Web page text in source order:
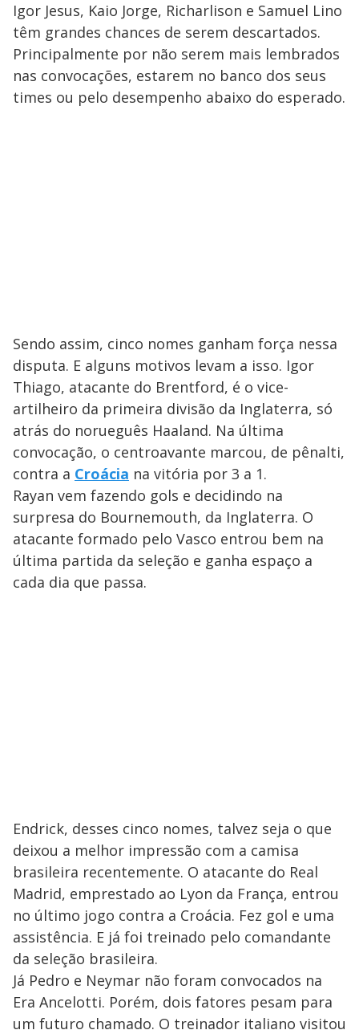
Igor Jesus, Kaio Jorge, Richarlison e Samuel Lino
têm grandes chances de serem descartados.
Principalmente por não serem mais lembrados
nas convocações, estarem no banco dos seus
times ou pelo desempenho abaixo do esperado.
Sendo assim, cinco nomes ganham força nessa
disputa. E alguns motivos levam a isso. Igor
Thiago, atacante do Brentford, é o vice-
artilheiro da primeira divisão da Inglaterra, só
atrás do norueguês Haaland. Na última
convocação, o centroavante marcou, de pênalti,
contra a Croácia na vitória por 3 a 1.
Rayan vem fazendo gols e decidindo na
surpresa do Bournemouth, da Inglaterra. O
atacante formado pelo Vasco entrou bem na
última partida da seleção e ganha espaço a
cada dia que passa.
Endrick, desses cinco nomes, talvez seja o que
deixou a melhor impressão com a camisa
brasileira recentemente. O atacante do Real
Madrid, emprestado ao Lyon da França, entrou
no último jogo contra a Croácia. Fez gol e uma
assistência. E já foi treinado pelo comandante
da seleção brasileira.
Já Pedro e Neymar não foram convocados na
Era Ancelotti. Porém, dois fatores pesam para
um futuro chamado. O treinador italiano visitou